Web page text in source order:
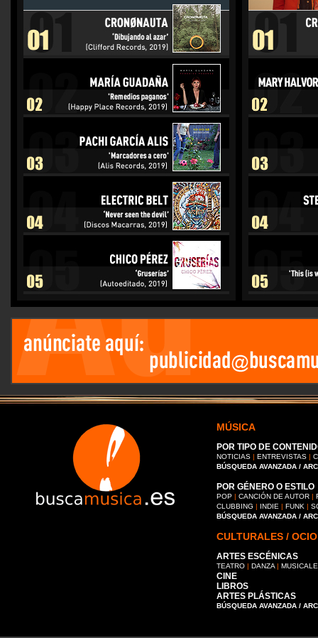
MÚSICA
POR TIPO DE
NOTICIAS | ENTREVISTAS |
BÚSQUEDA AVANZADA /
POR GÉNERO O ESTILO
POP | CANCIÓN DE AUTOR |
CLUBBING | INDIE | FUNK |
BÚSQUEDA AVANZADA /
CULTURALES / OCIO
ARTES ESCÉNICAS
TEATRO | DANZA |
CINE
LIBROS
ARTES PLÁSTICAS
BÚSQUEDA AVANZADA /